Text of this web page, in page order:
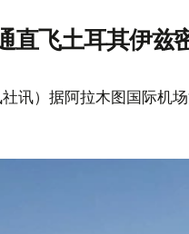
直飞土耳其伊兹
社讯）据阿拉木图国际机